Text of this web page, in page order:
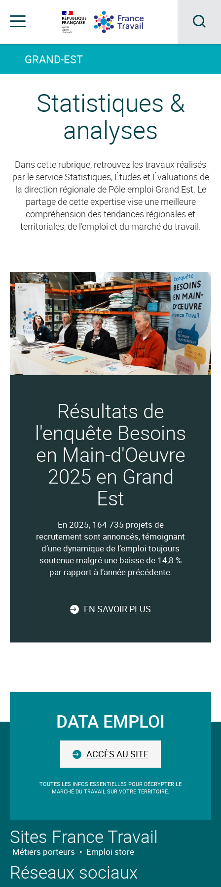
menu
contenu
pied
page
la
Menu
GRAND-EST
Statistiques &
analyses
Dans cette rubrique, retrouvez les travaux réalisés
par le service Statistiques, Études et Évaluations de
la direction régionale de Pôle emploi Grand Est. Le
partage de cette expertise vise une meilleure
compréhension des tendances régionales et
territoriales, de l’emploi et du marché du travail.
Résultats de
l'enquête Besoins
en Main-d'Oeuvre
2025 en Grand
Est
En 2025, 164 735 projets de
recrutement sont annoncés, témoignant
d’une dynamique de l’emploi toujours
soutenue malgré une baisse de 14,8 %
par rapport à l’année précédente.
EN SAVOIR PLUS
Suivez-DATA EMPLOI
ACCÈS AU SITE
TOUTES LES INFOS ESSENTIELLES POUR DÉCRYPTER LE
MARCHÉ DU TRAVAIL SUR VOTRE TERRITOIRE.
Sites France Travail
Métiers porteurs • Emploi store
Réseaux sociaux